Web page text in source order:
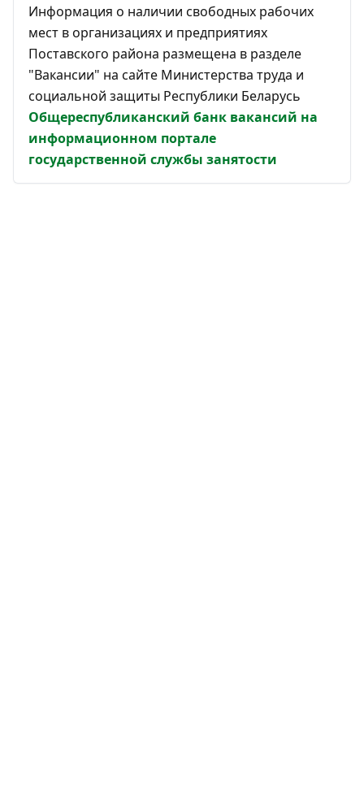
Информация о наличии свободных рабочих
мест в организациях и предприятиях
Поставского района размещена в разделе
"Вакансии" на сайте Министерства труда и
социальной защиты Республики Беларусь
Общереспубликанский банк вакансий на
информационном портале
государственной службы занятости